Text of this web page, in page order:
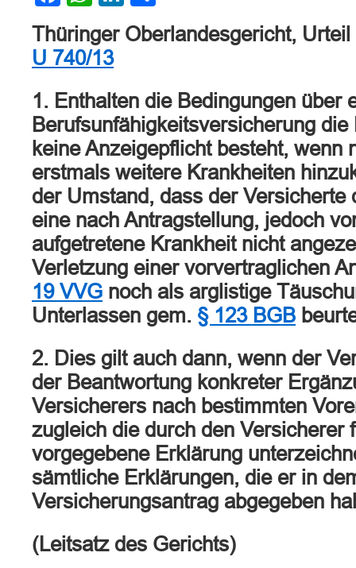
Thüringer Oberlandesgericht,
U 740/13
1. Enthalten die Bedingungen über
Berufsunfähigkeitsversicherung
keine Anzeigepflicht besteht, wenn
erstmals weitere Krankheiten
der Umstand, dass der Versicherte
eine nach Antragstellung, jedoch
aufgetretene Krankheit nicht
Verletzung einer vorvertraglichen
19 VVG noch als arglistige
Unterlassen gem. § 123 BGB
2. Dies gilt auch dann, wenn der
der Beantwortung konkreter
Versicherers nach bestimmten
zugleich die durch den Versicherer
vorgegebene Erklärung
sämtliche Erklärungen, die er in
Versicherungsantrag abgegeben
(Leitsatz des Gerichts)